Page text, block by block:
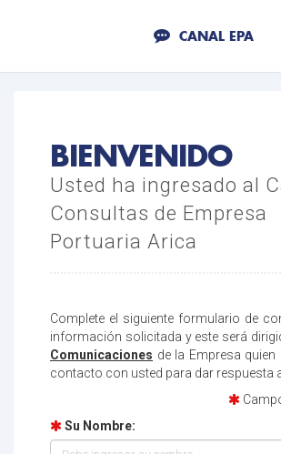
CANAL EPA
BIENVENIDO
Usted ha ingresado al
Consultas de Empresa
Portuaria Arica
Complete el siguiente formulario de
información solicitada y este será
Comunicaciones de la Empresa
contacto con usted para dar respuesta
Su Nombre: